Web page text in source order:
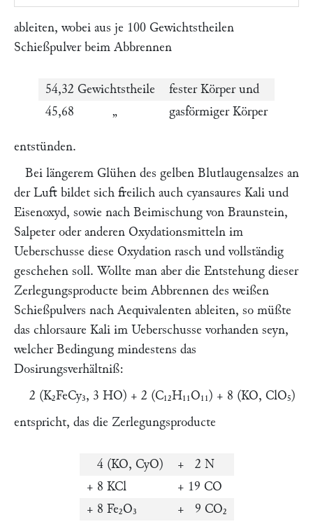
ableiten, wobei aus je 100 Gewichtstheilen
Schießpulver beim Abbrennen
54,32 Gewichtstheile
fester Körper und
45,68 „
gasförmiger Körper
entstünden.
Bei längerem Glühen des gelben Blutlaugensalzes an
der Luft bildet sich freilich auch cyansaures Kali und
Eisenoxyd, sowie nach Beimischung von Braunstein,
Salpeter oder anderen Oxydationsmitteln im
Ueberschusse diese Oxydation rasch und vollständig
geschehen soll. Wollte man aber die Entstehung dieser
Zerlegungsproducte beim Abbrennen des weißen
Schießpulvers nach Aequivalenten ableiten, so müßte
das chlorsaure Kali im Ueberschusse vorhanden seyn,
welcher Bedingung mindestens das
Dosirungsverhältniß:
2 (K₂FeCy₃, 3 HO) + 2 (C₁₂H₁₁O₁₁) + 8 (KO, ClO₅)
entspricht, das die Zerlegungsproducte
4 (KO, CyO)
+ 2 N
+ 8 KCl
+ 19 CO
+ 8 Fe₂O₃
+ 9 CO₂